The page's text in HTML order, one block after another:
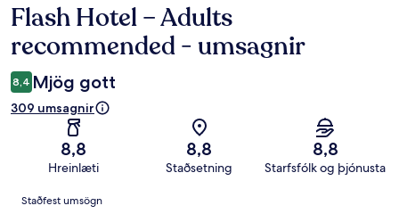
Umsagnir
Flash Hotel – Adults
recommended - umsagnir
8,4 Mjög gott
309 umsagnir
8,8
Hreinlæti
8,8
Staðsetning
8,8
Starfsfólk og þjónusta
Umsagnir
Staðfest umsögn